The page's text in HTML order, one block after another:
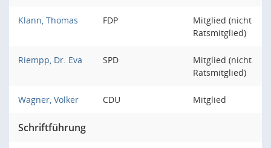
Klann, Thomas FDP
Mitglied (nicht
Ratsmitglied)
Riempp, Dr. Eva SPD
Mitglied (nicht
Ratsmitglied)
Wagner, Volker CDU Mitglied
Schriftführung